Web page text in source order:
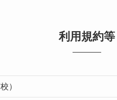
利用規約等
）